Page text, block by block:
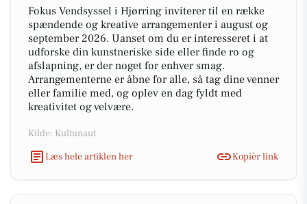
Fokus Vendsyssel i Hjørring inviterer til en række
spændende og kreative arrangementer i august og
september 2026. Uanset om du er interesseret i at
udforske din kunstneriske side eller finde ro og
afslapning, er der noget for enhver smag.
Arrangementerne er åbne for alle, så tag dine venner
eller familie med, og oplev en dag fyldt med
kreativitet og velvære.
Kilde: Kultunaut
Læs hele artiklen her
Kopiér link